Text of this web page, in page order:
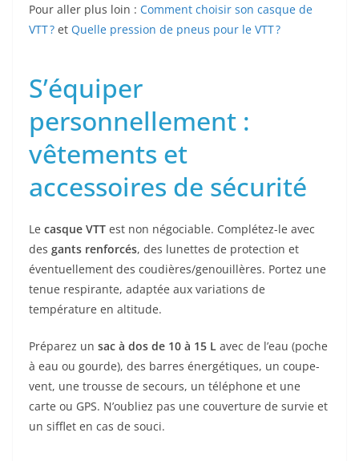
Pour aller plus loin : Comment choisir son casque de
VTT ? et Quelle pression de pneus pour le VTT ?
S’équiper
personnellement :
vêtements et
accessoires de sécurité
Le casque VTT est non négociable. Complétez-le avec
des gants renforcés, des lunettes de protection et
éventuellement des coudières/genouillères. Portez une
tenue respirante, adaptée aux variations de
température en altitude.
Préparez un sac à dos de 10 à 15 L avec de l’eau (poche
à eau ou gourde), des barres énergétiques, un coupe-
vent, une trousse de secours, un téléphone et une
carte ou GPS. N’oubliez pas une couverture de survie et
un sifflet en cas de souci.